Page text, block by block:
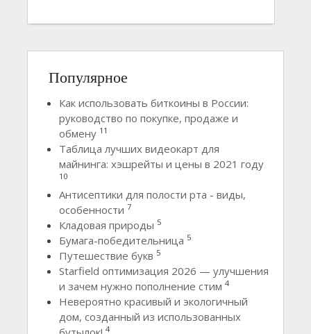
Популярное
Как использовать биткоины в России:
руководство по покупке, продаже и
обмену 11
Таблица лучших видеокарт для
майнинга: хэшрейты и цены в 2021 году
10
Антисептики для полости рта - виды,
особенности 7
Кладовая природы 5
Бумага-победительница 5
Путешествие букв 5
Starfield оптимизация 2026 — улучшения
и зачем нужно пополнение стим 4
Невероятно красивый и экологичный
дом, созданный из использованных
4